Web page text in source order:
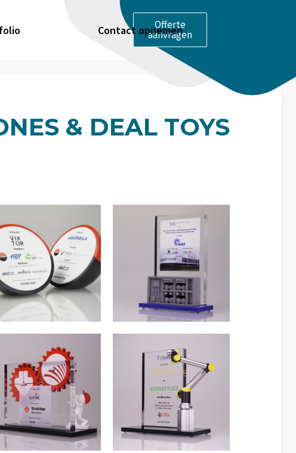
Contact opnemen
Offerte
aanvragen
& DEAL TOYS